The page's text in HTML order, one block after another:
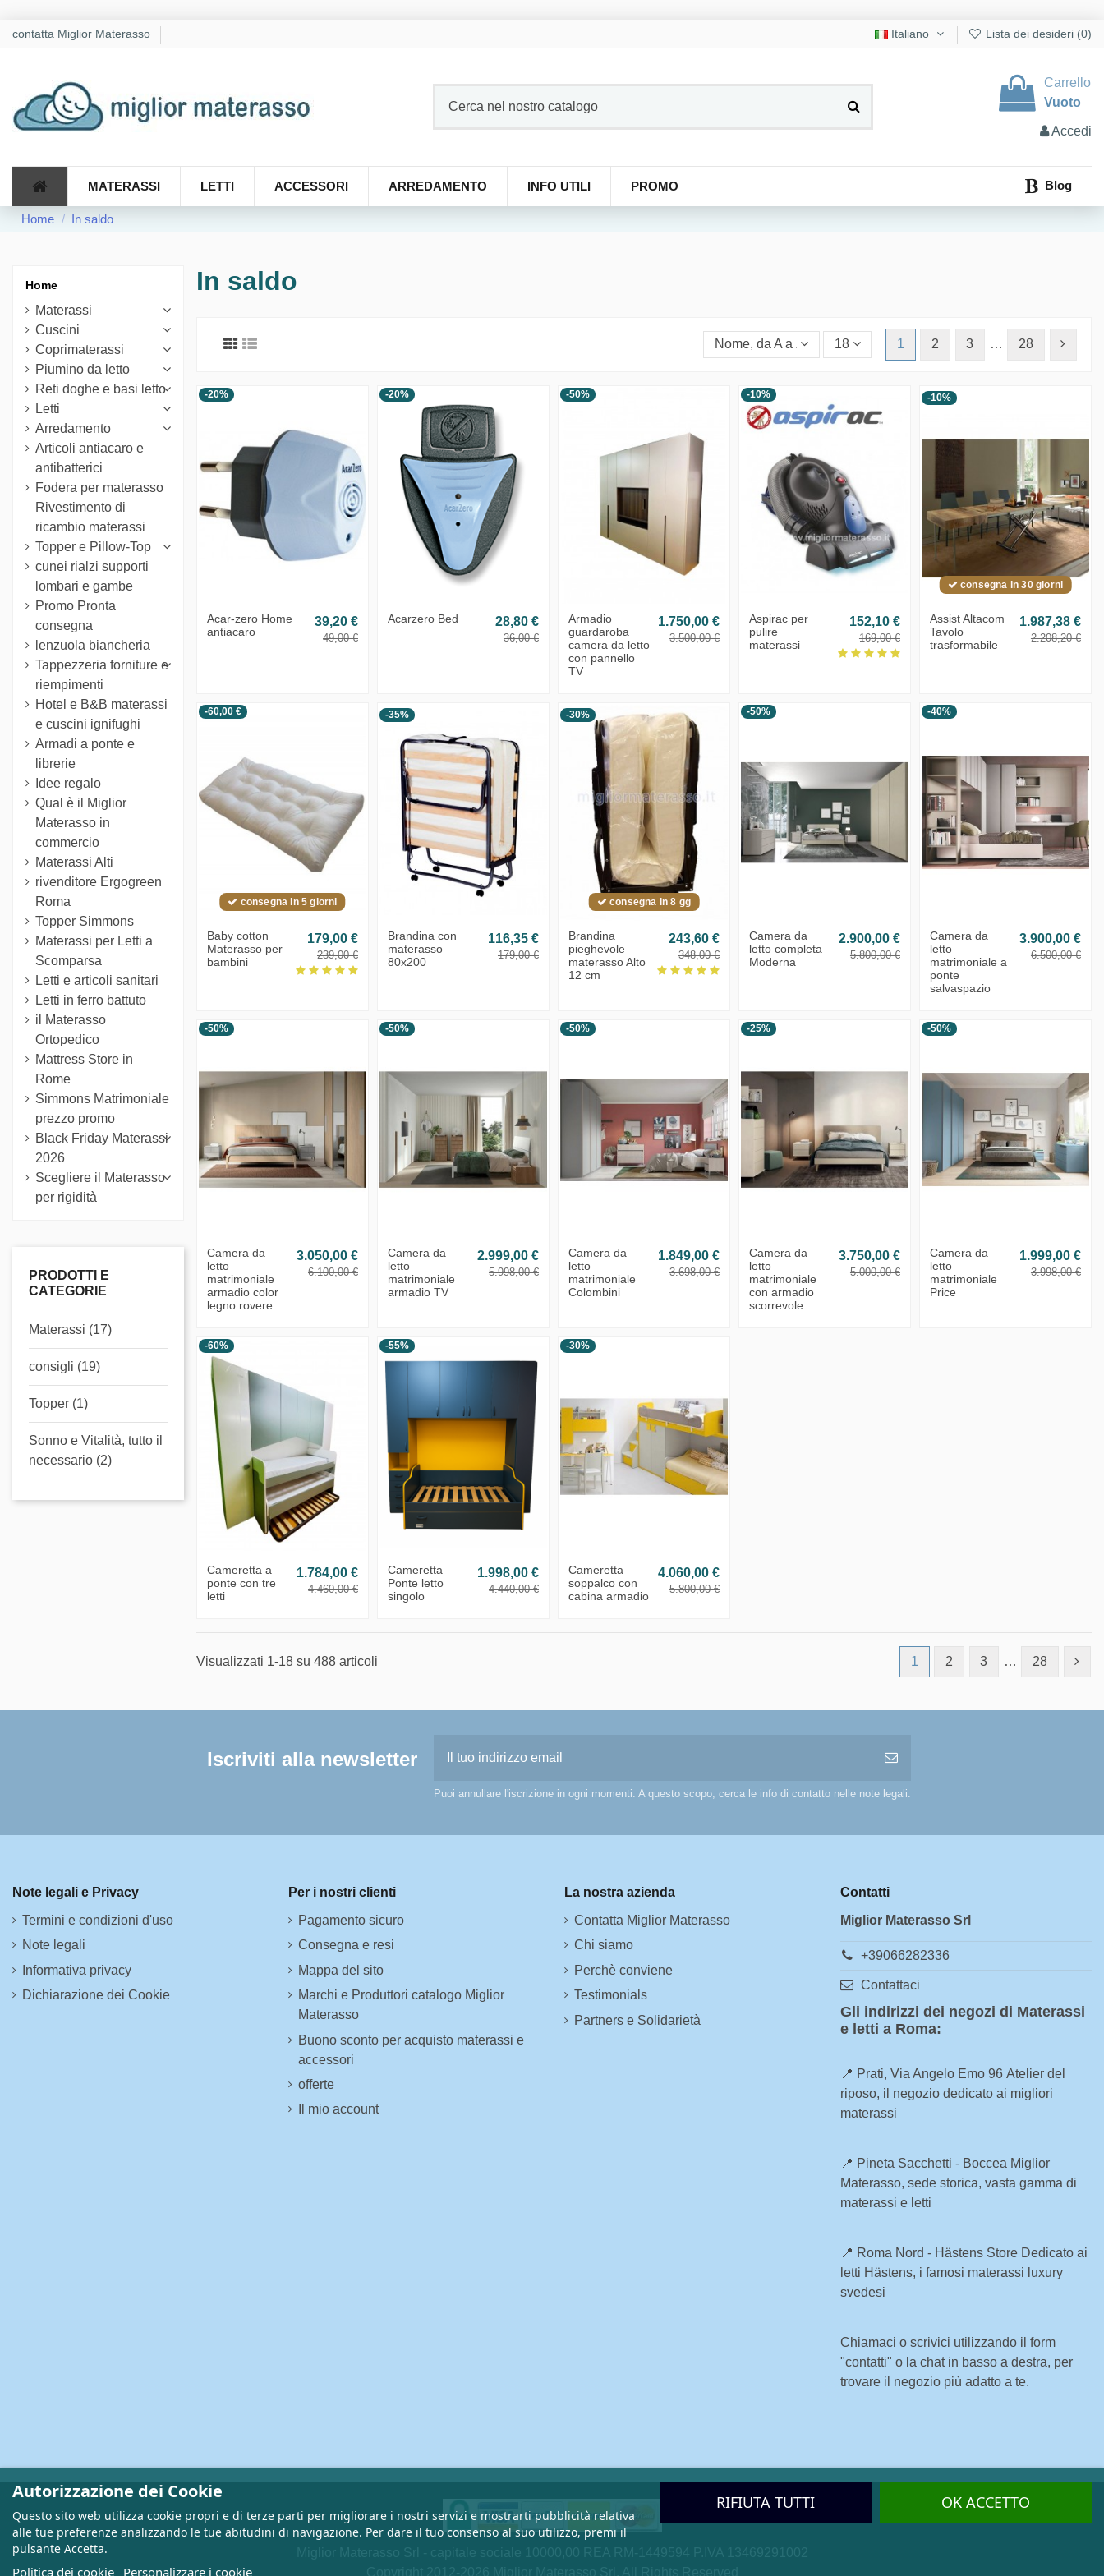
contatta Miglior Materasso Italiano Lista dei desideri (0)
Carrello
Vuoto
Accedi
MATERASSI Blog
LETTI ACCESSORI ARREDAMENTO INFO UTILI PROMO
Home In saldo
In saldo
Nome, da A a Z 18 1 2 3 … 28
-20%
Acar-zero Home
antiacaro
39,20 €
49,00 €
-20%
Acarzero Bed 28,80 €
36,00 €
-50%
Armadio
guardaroba
camera da letto
con pannello
TV
1.750,00 €
3.500,00 €
-10%
Aspirac per
pulire
materassi
152,10 €
169,00 €
-10%
consegna in 30 giorni
Assist Altacom
Tavolo
trasformabile
1.987,38 €
2.208,20 €
-60,00 €
consegna in 5 giorni
Baby cotton
Materasso per
bambini
179,00 €
239,00 €
-35%
Brandina con
materasso
80x200
116,35 €
179,00 €
-30%
consegna in 8 gg
Brandina
pieghevole
materasso Alto
12 cm
243,60 €
348,00 €
-50%
Camera da
letto completa
Moderna
2.900,00 €
5.800,00 €
-40%
Camera da
letto
matrimoniale a
ponte
salvaspazio
3.900,00 €
6.500,00 €
-50%
Camera da
letto
matrimoniale
armadio color
legno rovere
3.050,00 €
6.100,00 €
-50%
Camera da
letto
matrimoniale
armadio TV
2.999,00 €
5.998,00 €
-50%
Camera da
letto
matrimoniale
Colombini
1.849,00 €
3.698,00 €
-25%
Camera da
letto
matrimoniale
con armadio
scorrevole
3.750,00 €
5.000,00 €
-50%
Camera da
letto
matrimoniale
Price
1.999,00 €
3.998,00 €
-60%
Cameretta a
ponte con tre
letti
1.784,00 €
4.460,00 €
-55%
Cameretta
Ponte letto
singolo
1.998,00 €
4.440,00 €
-30%
Cameretta
soppalco con
cabina armadio
4.060,00 €
5.800,00 €
Visualizzati 1-18 su 488 articoli 1 2 3 … 28
Home
Materassi
Cuscini
Coprimaterassi
Piumino da letto
Reti doghe e basi letto
Letti
Arredamento
Articoli antiacaro e
antibatterici
Fodera per materasso
Rivestimento di
ricambio materassi
Topper e Pillow-Top
cunei rialzi supporti
lombari e gambe
Promo Pronta
consegna
lenzuola biancheria
Tappezzeria forniture e
riempimenti
Hotel e B&B materassi
e cuscini ignifughi
Armadi a ponte e
librerie
Idee regalo
Qual è il Miglior
Materasso in
commercio
Materassi Alti
rivenditore Ergogreen
Roma
Topper Simmons
Materassi per Letti a
Scomparsa
Letti e articoli sanitari
Letti in ferro battuto
il Materasso
Ortopedico
Mattress Store in
Rome
Simmons Matrimoniale
prezzo promo
Black Friday Materassi
2026
Scegliere il Materasso
per rigidità
PRODOTTI E
CATEGORIE
Materassi (17)
consigli (19)
Topper (1)
Sonno e Vitalità, tutto il
necessario (2)
Iscriviti alla newsletter
Puoi annullare l'iscrizione in ogni momenti. A questo scopo, cerca le info di contatto nelle note legali.
Note legali e Privacy
Termini e condizioni d'uso
Note legali
Informativa privacy
Dichiarazione dei Cookie
Per i nostri clienti
Pagamento sicuro
Consegna e resi
Mappa del sito
Marchi e Produttori catalogo Miglior
Materasso
Buono sconto per acquisto materassi e
accessori
offerte
Il mio account
La nostra azienda
Contatta Miglior Materasso
Chi siamo
Perchè conviene
Testimonials
Partners e Solidarietà
Contatti
Miglior Materasso Srl
+39066282336
Contattaci
Gli indirizzi dei negozi di Materassi
e letti a Roma:
📍 Prati, Via Angelo Emo 96 Atelier del
riposo, il negozio dedicato ai migliori
materassi
📍 Pineta Sacchetti - Boccea Miglior
Materasso, sede storica, vasta gamma di
materassi e letti
📍 Roma Nord - Hästens Store Dedicato ai
letti Hästens, i famosi materassi luxury
svedesi
Chiamaci o scrivici utilizzando il form
"contatti" o la chat in basso a destra, per
trovare il negozio più adatto a te.
Autorizzazione dei Cookie
Questo sito web utilizza cookie propri e di terze parti per migliorare i nostri servizi e mostrarti pubblicità relativa
alle tue preferenze analizzando le tue abitudini di navigazione. Per dare il tuo consenso al suo utilizzo, premi il
pulsante Accetta.
Politica dei cookie Personalizzare i cookie
RIFIUTA TUTTI OK ACCETTO